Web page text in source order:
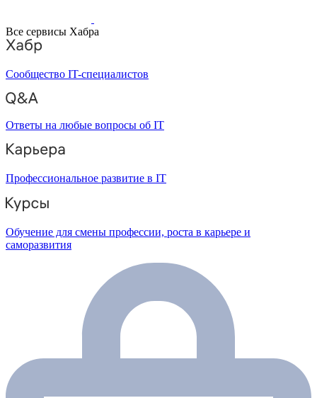
Все сервисы Хабра
Сообщество IT-специалистов
Ответы на любые вопросы об IT
Профессиональное развитие в IT
Обучение для смены профессии, роста в карьере и
саморазвития